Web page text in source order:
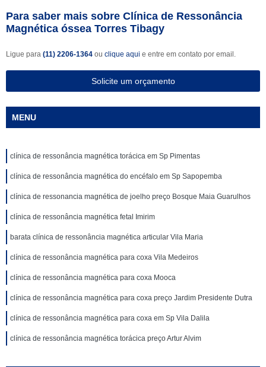
Para saber mais sobre Clínica de Ressonância
Magnética óssea Torres Tibagy
Ligue para (11) 2206-1364 ou clique aqui e entre em contato por email.
Solicite um orçamento
MENU
clínica de ressonância magnética torácica em Sp Pimentas
clínica de ressonância magnética do encéfalo em Sp Sapopemba
clínica de ressonancia magnética de joelho preço Bosque Maia Guarulhos
clínica de ressonância magnética fetal Imirim
barata clínica de ressonância magnética articular Vila Maria
clínica de ressonância magnética para coxa Vila Medeiros
clínica de ressonância magnética para coxa Mooca
clínica de ressonância magnética para coxa preço Jardim Presidente Dutra
clínica de ressonância magnética para coxa em Sp Vila Dalila
clínica de ressonância magnética torácica preço Artur Alvim